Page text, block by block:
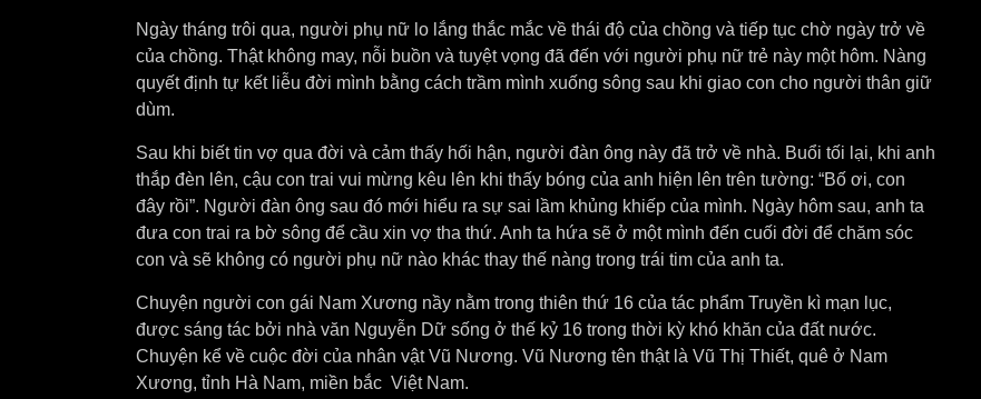
Ngày tháng trôi qua, người phụ nữ lo lắng thắc mắc về thái độ của chồng và tiếp tục chờ ngày trở về
của chồng. Thật không may, nỗi buồn và tuyệt vọng đã đến với người phụ nữ trẻ này một hôm. Nàng
quyết định tự kết liễu đời mình bằng cách trầm mình xuống sông sau khi giao con cho người thân giữ
dùm.
Sau khi biết tin vợ qua đời và cảm thấy hối hận, người đàn ông này đã trở về nhà. Buổi tối lại, khi anh
thắp đèn lên, cậu con trai vui mừng kêu lên khi thấy bóng của anh hiện lên trên tường: “Bố ơi, con
đây rồi”. Người đàn ông sau đó mới hiểu ra sự sai lầm khủng khiếp của mình. Ngày hôm sau, anh ta
đưa con trai ra bờ sông để cầu xin vợ tha thứ. Anh ta hứa sẽ ở một mình đến cuối đời để chăm sóc
con và sẽ không có người phụ nữ nào khác thay thế nàng trong trái tim của anh ta.
Chuyện người con gái Nam Xương nầy nằm trong thiên thứ 16 của tác phẩm Truyền kì mạn lục,
được sáng tác bởi nhà văn Nguyễn Dữ sống ở thế kỷ 16 trong thời kỳ khó khăn của đất nước.
Chuyện kể về cuộc đời của nhân vật Vũ Nương. Vũ Nương tên thật là Vũ Thị Thiết, quê ở Nam
Xương, tỉnh Hà Nam, miền bắc Việt Nam.